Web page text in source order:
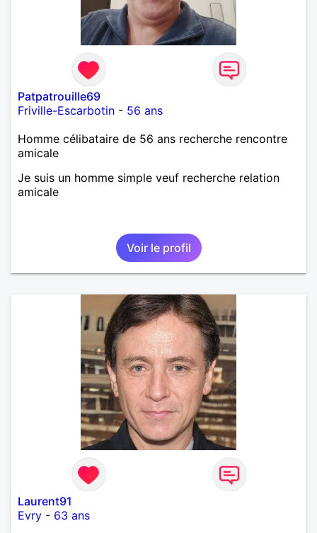
Patpatrouille69
Friville-Escarbotin - 56 ans
Homme célibataire de 56 ans recherche rencontre
amicale
Je suis un homme simple veuf recherche relation
amicale
Voir le profil
Laurent91
Evry - 63 ans